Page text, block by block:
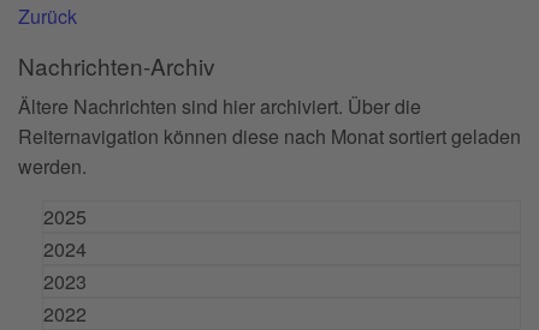
Zurück
Nachrichten-Archiv
Ältere Nachrichten sind hier archiviert. Über die
Reiternavigation können diese nach Monat sortiert geladen
werden.
2025
2024
2023
2022